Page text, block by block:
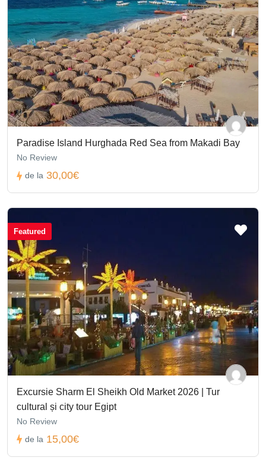
Paradise Island Hurghada Red Sea from Makadi Bay
No Review
de la 30,00€
Featured
Excursie Sharm El Sheikh Old Market 2026 | Tur
cultural și city tour Egipt
No Review
de la 15,00€